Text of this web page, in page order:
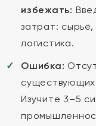
избежать:
затрат:
логистика.
Ошибка:
Изучите 3–5